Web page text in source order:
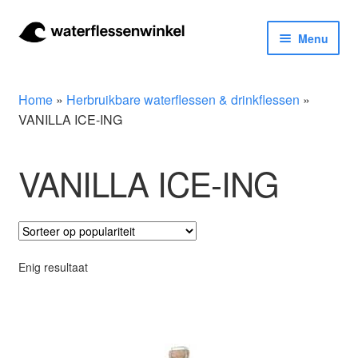
Ga
Ga
Menu
Bidons
Kinderflessen
Drinkfles met rietje
Home» Herbruikbare waterflessen & drinkflessen »
VANILLA ICE-ING
VANILLA ICE-ING
Enig resultaat